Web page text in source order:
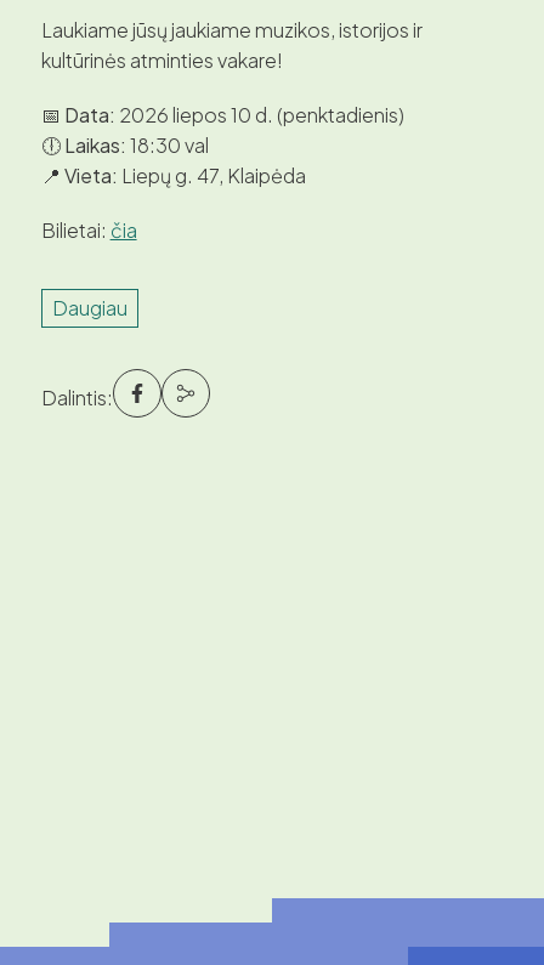
Laukiame jūsų jaukiame muzikos, istorijos ir
kultūrinės atminties vakare!
📅 Data: 2026 liepos 10 d. (penktadienis)
🕕Laikas: 18:30 val
📍 Vieta: Liepų g. 47, Klaipėda
Bilietai: čia
Daugiau
Dalintis: